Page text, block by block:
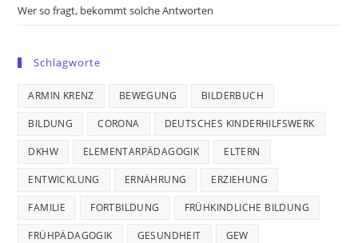
Wer so fragt, bekommt solche Antworten
Schlagworte
ARMIN KRENZ BEWEGUNG BILDERBUCH
BILDUNG CORONA DEUTSCHES KINDERHILFSWERK
DKHW ELEMENTARPÄDAGOGIK ELTERN
ENTWICKLUNG ERNÄHRUNG ERZIEHUNG
FAMILIE FORTBILDUNG FRÜHKINDLICHE BILDUNG
FRÜHPÄDAGOGIK GESUNDHEIT GEW